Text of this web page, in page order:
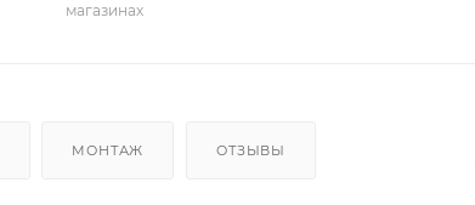
магазинах
МОНТАЖ ОТЗЫВЫ